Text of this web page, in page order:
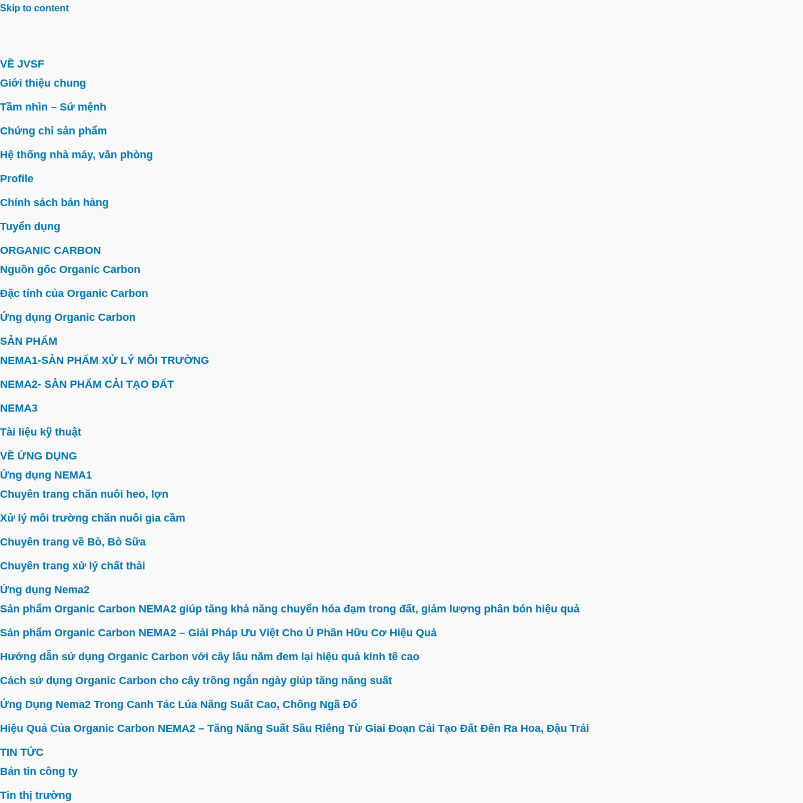
Skip to content
VỀ JVSF
Giới thiệu chung
Tầm nhìn – Sứ mệnh
Chứng chỉ sản phẩm
Hệ thống nhà máy, văn phòng
Profile
Chính sách bán hàng
Tuyển dụng
ORGANIC CARBON
Nguồn gốc Organic Carbon
Đặc tính của Organic Carbon
Ứng dụng Organic Carbon
SẢN PHẨM
NEMA1-SẢN PHẨM XỬ LÝ MÔI TRƯỜNG
NEMA2- SẢN PHẨM CẢI TẠO ĐẤT
NEMA3
Tài liệu kỹ thuật
VỀ ỨNG DỤNG
Ứng dụng NEMA1
Chuyên trang chăn nuôi heo, lợn
Xử lý môi trường chăn nuôi gia cầm
Chuyên trang về Bò, Bò Sữa
Chuyên trang xử lý chất thải
Ứng dụng Nema2
Sản phẩm Organic Carbon NEMA2 giúp tăng khả năng chuyển hóa đạm trong đất, giảm lượng phân bón hiệu quả
Sản phẩm Organic Carbon NEMA2 – Giải Pháp Ưu Việt Cho Ủ Phân Hữu Cơ Hiệu Quả
Hướng dẫn sử dụng Organic Carbon với cây lâu năm đem lại hiệu quả kinh tế cao
Cách sử dụng Organic Carbon cho cây trồng ngắn ngày giúp tăng năng suất
Ứng Dụng Nema2 Trong Canh Tác Lúa Năng Suất Cao, Chống Ngã Đổ
Hiệu Quả Của Organic Carbon NEMA2 – Tăng Năng Suất Sầu Riêng Từ Giai Đoạn Cải Tạo Đất Đến Ra Hoa, Đậu Trái
TIN TỨC
Bản tin công ty
Tin thị trường